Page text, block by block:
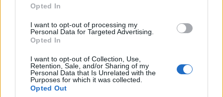
Opted In
I want to opt-out of processing my
Personal Data for Targeted Advertising.
Opted In
I want to opt-out of Collection, Use,
Retention, Sale, and/or Sharing of my
Personal Data that Is Unrelated with the
Purposes for which it was collected.
Opted Out
Gyárleállításokkal és átszervezett
termeléssel tehermentesíti a